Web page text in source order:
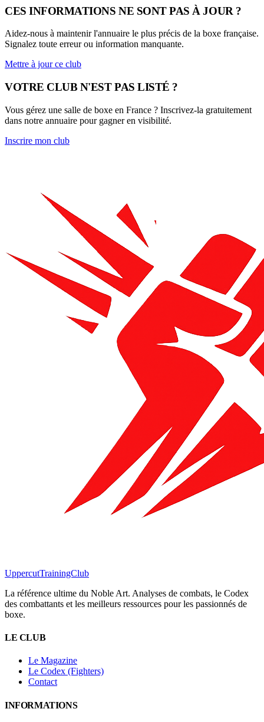
CES INFORMATIONS NE SONT PAS À JOUR ?
Aidez-nous à maintenir l'annuaire le plus précis de la boxe française.
Signalez toute erreur ou information manquante.
Mettre à jour ce club
VOTRE CLUB N'EST PAS LISTÉ ?
Vous gérez une salle de boxe en France ? Inscrivez-la gratuitement
dans notre annuaire pour gagner en visibilité.
Inscrire mon club
UppercutTrainingClub
La référence ultime du Noble Art. Analyses de combats, le Codex
des combattants et les meilleurs ressources pour les passionnés de
boxe.
LE CLUB
Le Magazine
Le Codex (Fighters)
Contact
INFORMATIONS